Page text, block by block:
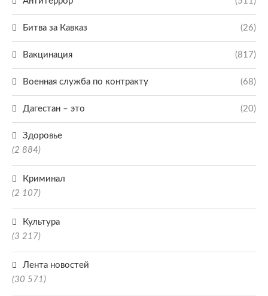
Битва за Кавказ (26)
Вакцинация (817)
Военная служба по контракту (68)
Дагестан – это (20)
Здоровье
(2 884)
Криминал
(2 107)
Культура
(3 217)
Лента новостей
(30 571)